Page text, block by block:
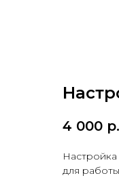
4 000 р.
для